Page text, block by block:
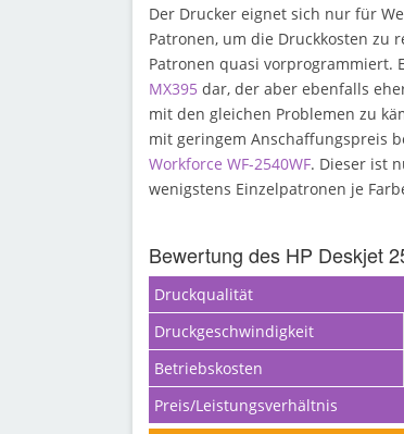
Der Drucker eignet sich nur für
Patronen, um die Druckkosten zu
Patronen quasi vorprogrammiert.
MX395 dar, der aber ebenfalls
mit den gleichen Problemen zu
mit geringem Anschaffungspreis
Workforce WF-2540WF. Dieser ist
wenigstens Einzelpatronen je
Bewertung des HP Deskjet
Druckqualität
Druckgeschwindigkeit
Betriebskosten
Preis/Leistungsverhältnis